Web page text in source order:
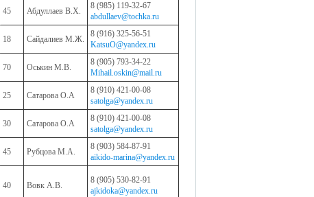
45 Абдуллаев В.Х.
8 (985) 119-32-67
abdullaev@tochka.ru
18 Сайдалиев М.Ж.
8 (916) 325-56-51
KatsuO@yandex.ru
70 Оськин М.В.
8 (905) 793-34-22
Mihail.oskin@mail.ru
25 Сатарова О.А
8 (910) 421-00-08
satolga@yandex.ru
30 Сатарова О.А
8 (910) 421-00-08
satolga@yandex.ru
45 Рубцова М.А.
8 (903) 584-87-91
aikido-marina@yandex.ru
40 Вовк А.В.
8 (905) 530-82-91
ajkidoka@yandex.ru